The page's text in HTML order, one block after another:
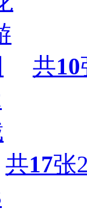
共10
共17张